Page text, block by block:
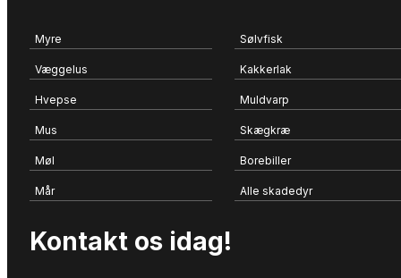
Myre Sølvfisk
Væggelus Kakkerlak
Hvepse Muldvarp
Mus Skægkræ
Møl Borebiller
Mår Alle skadedyr
Kontakt os idag!